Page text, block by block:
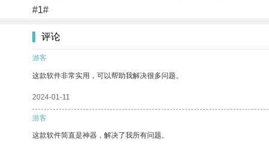
#1#
评论
游客
这款软件非常实用，可以帮助我解决很多问题。
2024-01-11
游客
这款软件简直是神器，解决了我所有问题。